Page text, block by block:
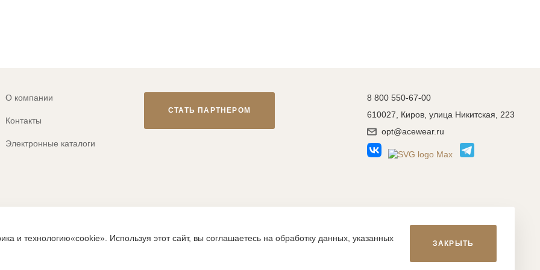
О компании
Контакты
Электронные каталоги
СТАТЬ ПАРТНЕРОМ
8 800 550-67-00
610027, Киров, улица Никитская, 223
opt@acewear.ru
clever-style.ru, включая, но не ограничиваясь, текстом, графикой, фотографиями, иллюстрациями и т.д., являются
и технологию«cookie». Используя этот сайт, вы соглашаетесь на обработку данных, указанных
ЗАКРЫТЬ